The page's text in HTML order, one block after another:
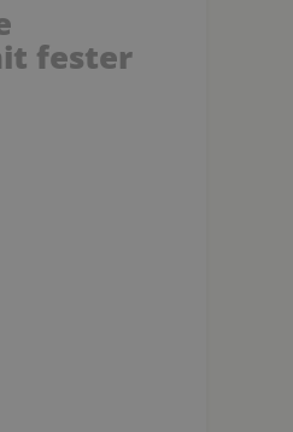
fester